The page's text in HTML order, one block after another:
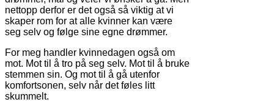
nettopp derfor er det også så viktig at vi
skaper rom for at alle kvinner kan være
seg selv og følge sine egne drømmer.
For meg handler kvinnedagen også om
mot. Mot til å tro på seg selv. Mot til å bruke
stemmen sin. Og mot til å gå utenfor
komfortsonen, selv når det føles litt
skummelt.